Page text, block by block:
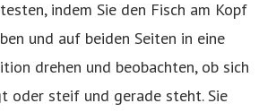
indem Sie den Fisch am Kopf
und auf beiden Seiten in eine
drehen und beobachten, ob sich
oder steif und gerade steht. Sie